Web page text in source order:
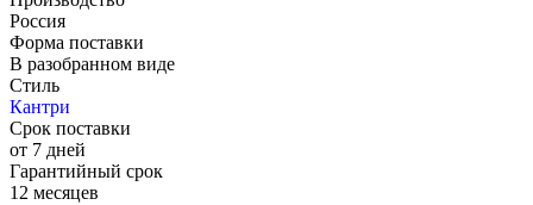
Россия
Форма поставки
В разобранном виде
Стиль
Кантри
Срок поставки
от 7 дней
Гарантийный срок
12 месяцев